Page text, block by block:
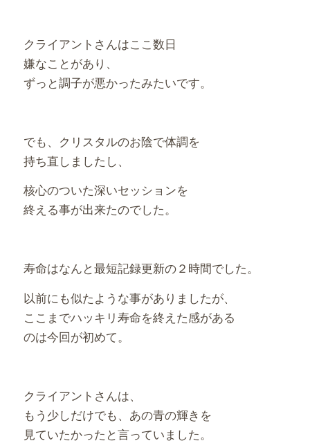
クライアントさんはここ数日
嫌なことがあり、
ずっと調子が悪かったみたいです。
でも、クリスタルのお陰で体調を
持ち直しましたし、
核心のついた深いセッションを
終える事が出来たのでした。
寿命はなんと最短記録更新の２時間でした。
以前にも似たような事がありましたが、
ここまでハッキリ寿命を終えた感がある
のは今回が初めて。
クライアントさんは、
もう少しだけでも、あの青の輝きを
見ていたかったと言っていました。